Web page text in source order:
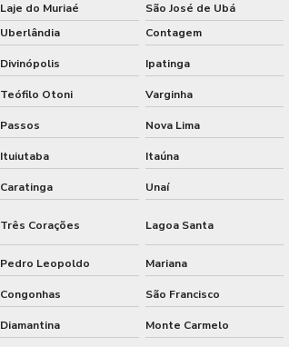
Laje do Muriaé São José de Ubá
Uberlândia Contagem
Divinópolis Ipatinga
Teófilo Otoni Varginha
Passos Nova Lima
Ituiutaba Itaúna
Caratinga Unaí
Três Corações Lagoa Santa
Pedro Leopoldo Mariana
Congonhas São Francisco
Diamantina Monte Carmelo